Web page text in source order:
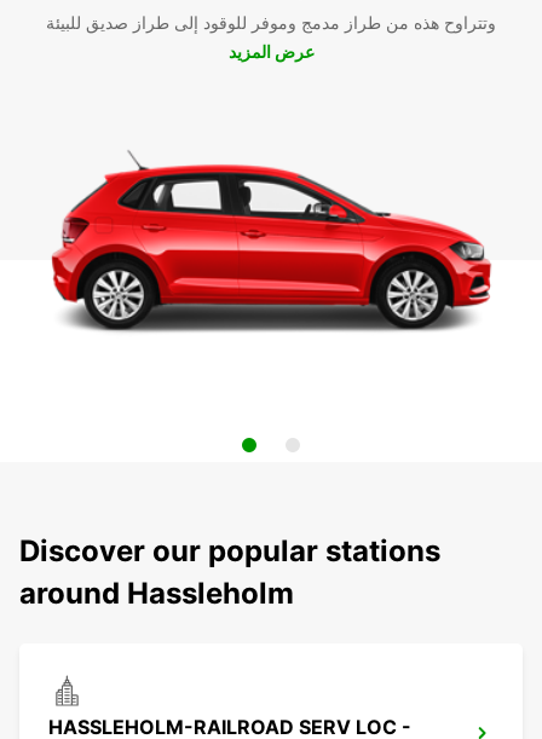
وتتراوح هذه من طراز مدمج وموفر للوقود إلى طراز صديق للبيئة
عرض المزيد
Discover our popular stations
around Hassleholm
HASSLEHOLM-RAILROAD SERV LOC -